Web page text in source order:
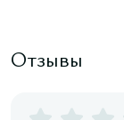
Отзывы